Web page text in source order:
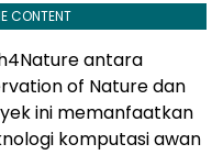
CONTENT
antara
of Nature dan
ini memanfaatkan
komputasi awan